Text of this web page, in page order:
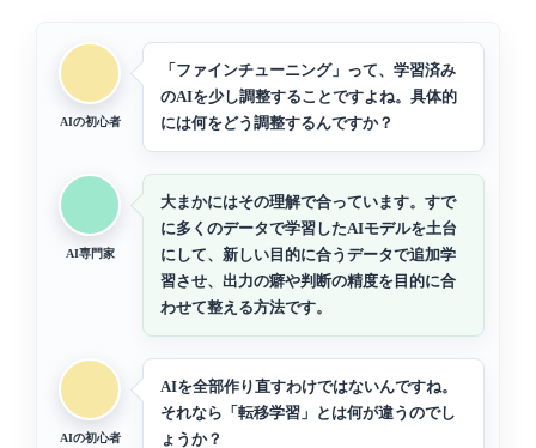
AIの初心者
「ファインチューニング」って、学習済み
のAIを少し調整することですよね。具体的
には何をどう調整するんですか？
AI専門家
大まかにはその理解で合っています。すで
に多くのデータで学習したAIモデルを土台
にして、新しい目的に合うデータで追加学
習させ、出力の癖や判断の精度を目的に合
わせて整える方法です。
AIの初心者
AIを全部作り直すわけではないんですね。
それなら「転移学習」とは何が違うのでし
ょうか？